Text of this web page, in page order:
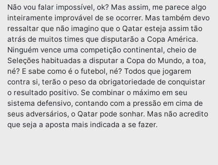
Não vou falar impossível, ok? Mas assim, me parece algo
inteiramente improvável de se ocorrer. Mas também devo
ressaltar que não imagino que o Qatar esteja assim tão
atrás de muitos times que disputarão a Copa América.
Ninguém vence uma competição continental, cheio de
Seleções habituadas a disputar a Copa do Mundo, a toa,
né? E sabe como é o futebol, né? Todos que jogarem
contra si, terão o peso da obrigatoriedade de conquistar
o resultado positivo. Se combinar o máximo em seu
sistema defensivo, contando com a pressão em cima de
seus adversários, o Qatar pode sonhar. Mas não acredito
que seja a aposta mais indicada a se fazer.